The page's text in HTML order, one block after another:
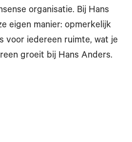
organisatie. Bij Hans
eigen manier: opmerkelijk
voor iedereen ruimte, wat je
groeit bij Hans Anders.